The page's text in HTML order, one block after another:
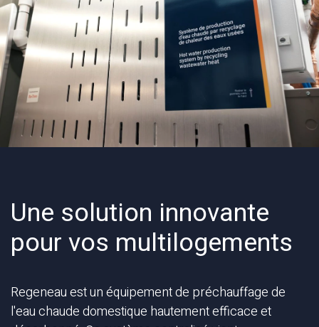
Une solution innovante
pour vos multilogements
Regeneau est un équipement de préchauffage de
l'eau chaude domestique hautement efficace et